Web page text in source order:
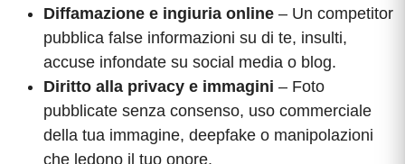
Diffamazione e ingiuria online – Un competitor
pubblica false informazioni su di te, insulti,
accuse infondate su social media o blog.
Diritto alla privacy e immagini – Foto
pubblicate senza consenso, uso commerciale
della tua immagine, deepfake o manipolazioni
che ledono il tuo onore.